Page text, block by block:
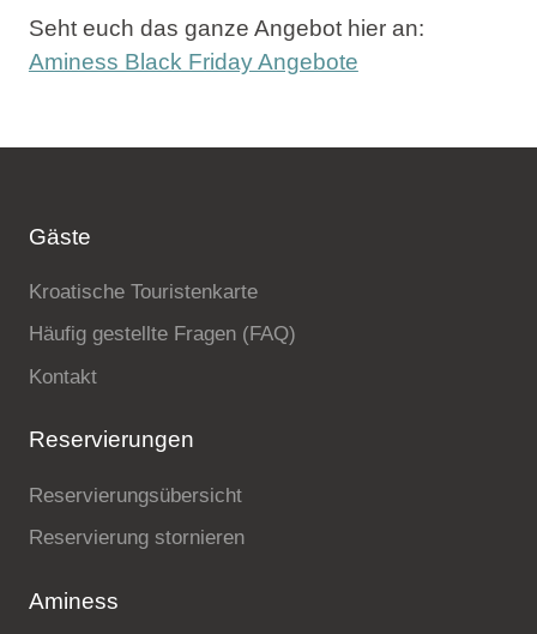
Seht euch das ganze Angebot hier an:
Aminess Black Friday Angebote
Gäste
Kroatische Touristenkarte
Häufig gestellte Fragen (FAQ)
Kontakt
Reservierungen
Reservierungsübersicht
Reservierung stornieren
Aminess